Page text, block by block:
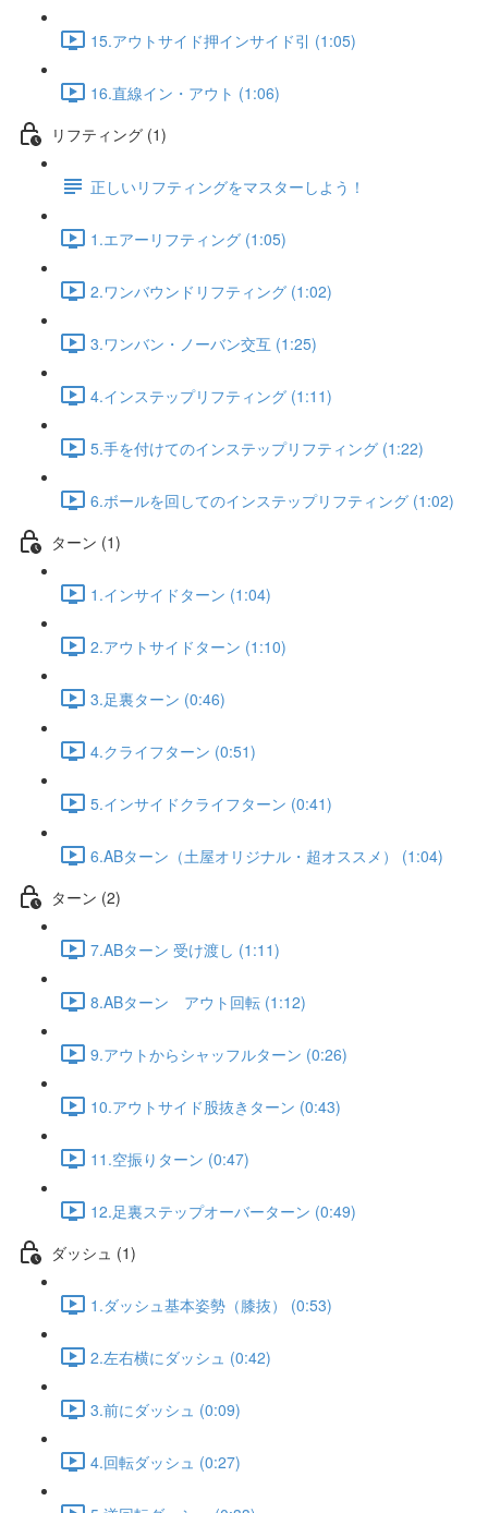
15.アウトサイド押インサイド引 (1:05)
16.直線イン・アウト (1:06)
リフティング (1)
正しいリフティングをマスターしよう！
1.エアーリフティング (1:05)
2.ワンバウンドリフティング (1:02)
3.ワンバン・ノーバン交互 (1:25)
4.インステップリフティング (1:11)
5.手を付けてのインステップリフティング (1:22)
6.ボールを回してのインステップリフティング (1:02)
ターン (1)
1.インサイドターン (1:04)
2.アウトサイドターン (1:10)
3.足裏ターン (0:46)
4.クライフターン (0:51)
5.インサイドクライフターン (0:41)
6.ABターン（土屋オリジナル・超オススメ） (1:04)
ターン (2)
7.ABターン 受け渡し (1:11)
8.ABターン アウト回転 (1:12)
9.アウトからシャッフルターン (0:26)
10.アウトサイド股抜きターン (0:43)
11.空振りターン (0:47)
12.足裏ステップオーバーターン (0:49)
ダッシュ (1)
1.ダッシュ基本姿勢（膝抜） (0:53)
2.左右横にダッシュ (0:42)
3.前にダッシュ (0:09)
4.回転ダッシュ (0:27)